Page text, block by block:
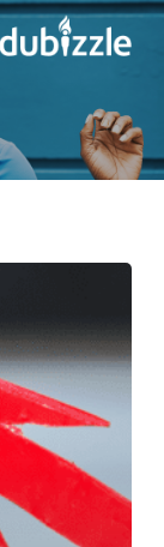
Skip
content